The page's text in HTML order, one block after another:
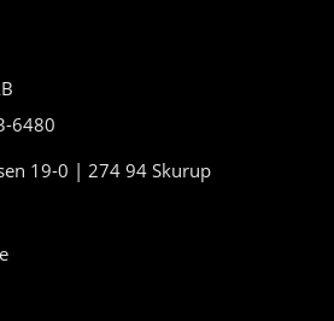
6480
19-0 | 274 94 Skurup